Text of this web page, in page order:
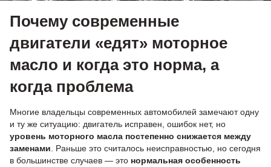
Почему современные
двигатели «едят» моторное
масло и когда это норма, а
когда проблема
Многие владельцы современных автомобилей замечают одну
и ту же ситуацию: двигатель исправен, ошибок нет, но
уровень моторного масла постепенно снижается между
заменами. Раньше это считалось неисправностью, но сегодня
в большинстве случаев — это нормальная особенность